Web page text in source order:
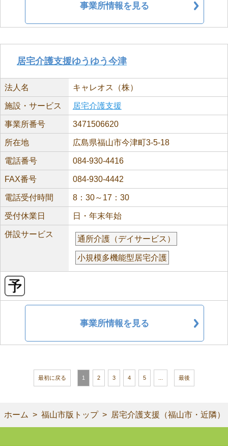
事業所情報を見る
居宅介護支援ゆうゆう今津
法人名 キャレオス（株）
施設・サービス 居宅介護支援
事業所番号 3471506620
所在地 広島県福山市今津町3-5-18
電話番号 084-930-4416
FAX番号 084-930-4442
電話受付時間 8：30～17：30
受付休業日 日・年末年始
併設サービス
通所介護（デイサービス）
小規模多機能型居宅介護
事業所情報を見る
最初に戻る 1 2 3 4 5 最後
ホーム 福山市版トップ 居宅介護支援（福山市・近隣）